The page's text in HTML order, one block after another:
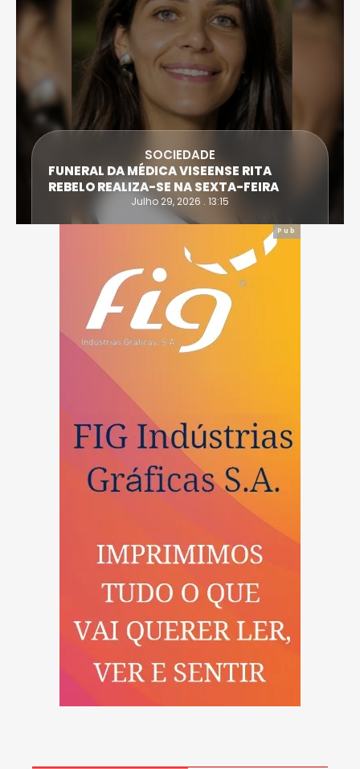
SOCIEDADE
FUNERAL DA MÉDICA VISEENSE RITA
REBELO REALIZA-SE NA SEXTA-FEIRA
Julho 29, 2026 . 13:15
Pub